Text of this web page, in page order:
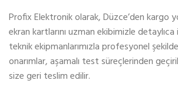
Profix Elektronik olarak, Düzce’den kargo
ekran kartlarını uzman ekibimizle
teknik ekipmanlarımızla profesyonel
onarımlar, aşamalı test süreçlerinden
size geri teslim edilir.